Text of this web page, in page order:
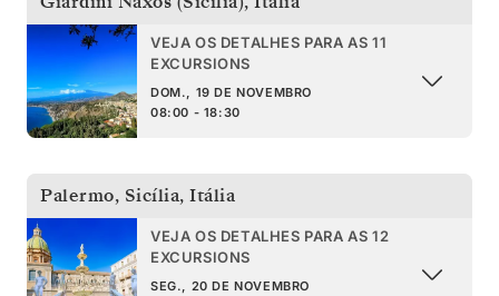
VEJA OS DETALHES PARA AS 11
EXCURSIONS
DOM., 19 DE NOVEMBRO
08:00 - 18:30
Palermo, Sicília, Itália
VEJA OS DETALHES PARA AS 12
EXCURSIONS
SEG., 20 DE NOVEMBRO